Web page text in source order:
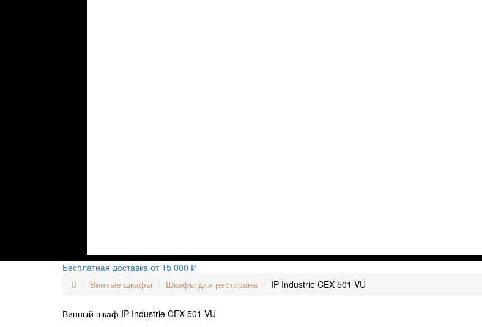
Бесплатная доставка от 15 000 ₽
Винные шкафы
Шкафы для ресторана IP Industrie CEX 501 VU
Винный шкаф IP Industrie CEX 501 VU